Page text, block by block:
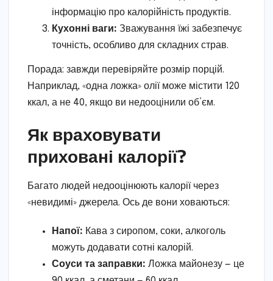
інформацію про калорійність продуктів.
Кухонні ваги: Зважування їжі забезпечує
точність, особливо для складних страв.
Порада: завжди перевіряйте розмір порцій.
Наприклад, «одна ложка» олії може містити 120
ккал, а не 40, якщо ви недооцінили об’єм.
Як враховувати
приховані калорії?
Багато людей недооцінюють калорії через
«невидимі» джерела. Ось де вони ховаються:
Напої: Кава з сиропом, соки, алкоголь
можуть додавати сотні калорій.
Соуси та заправки: Ложка майонезу — це